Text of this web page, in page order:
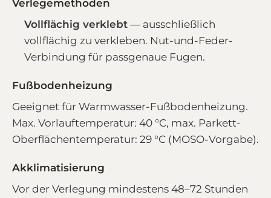
Verlegemethoden
Vollflächig verklebt — ausschließlich
vollflächig zu verkleben. Nut-und-Feder-
Verbindung für passgenaue Fugen.
Fußbodenheizung
Geeignet für Warmwasser-Fußbodenheizung.
Max. Vorlauftemperatur: 40 °C, max. Parkett-
Oberflächentemperatur: 29 °C (MOSO-Vorgabe).
Akklimatisierung
Vor der Verlegung mindestens 48–72 Stunden